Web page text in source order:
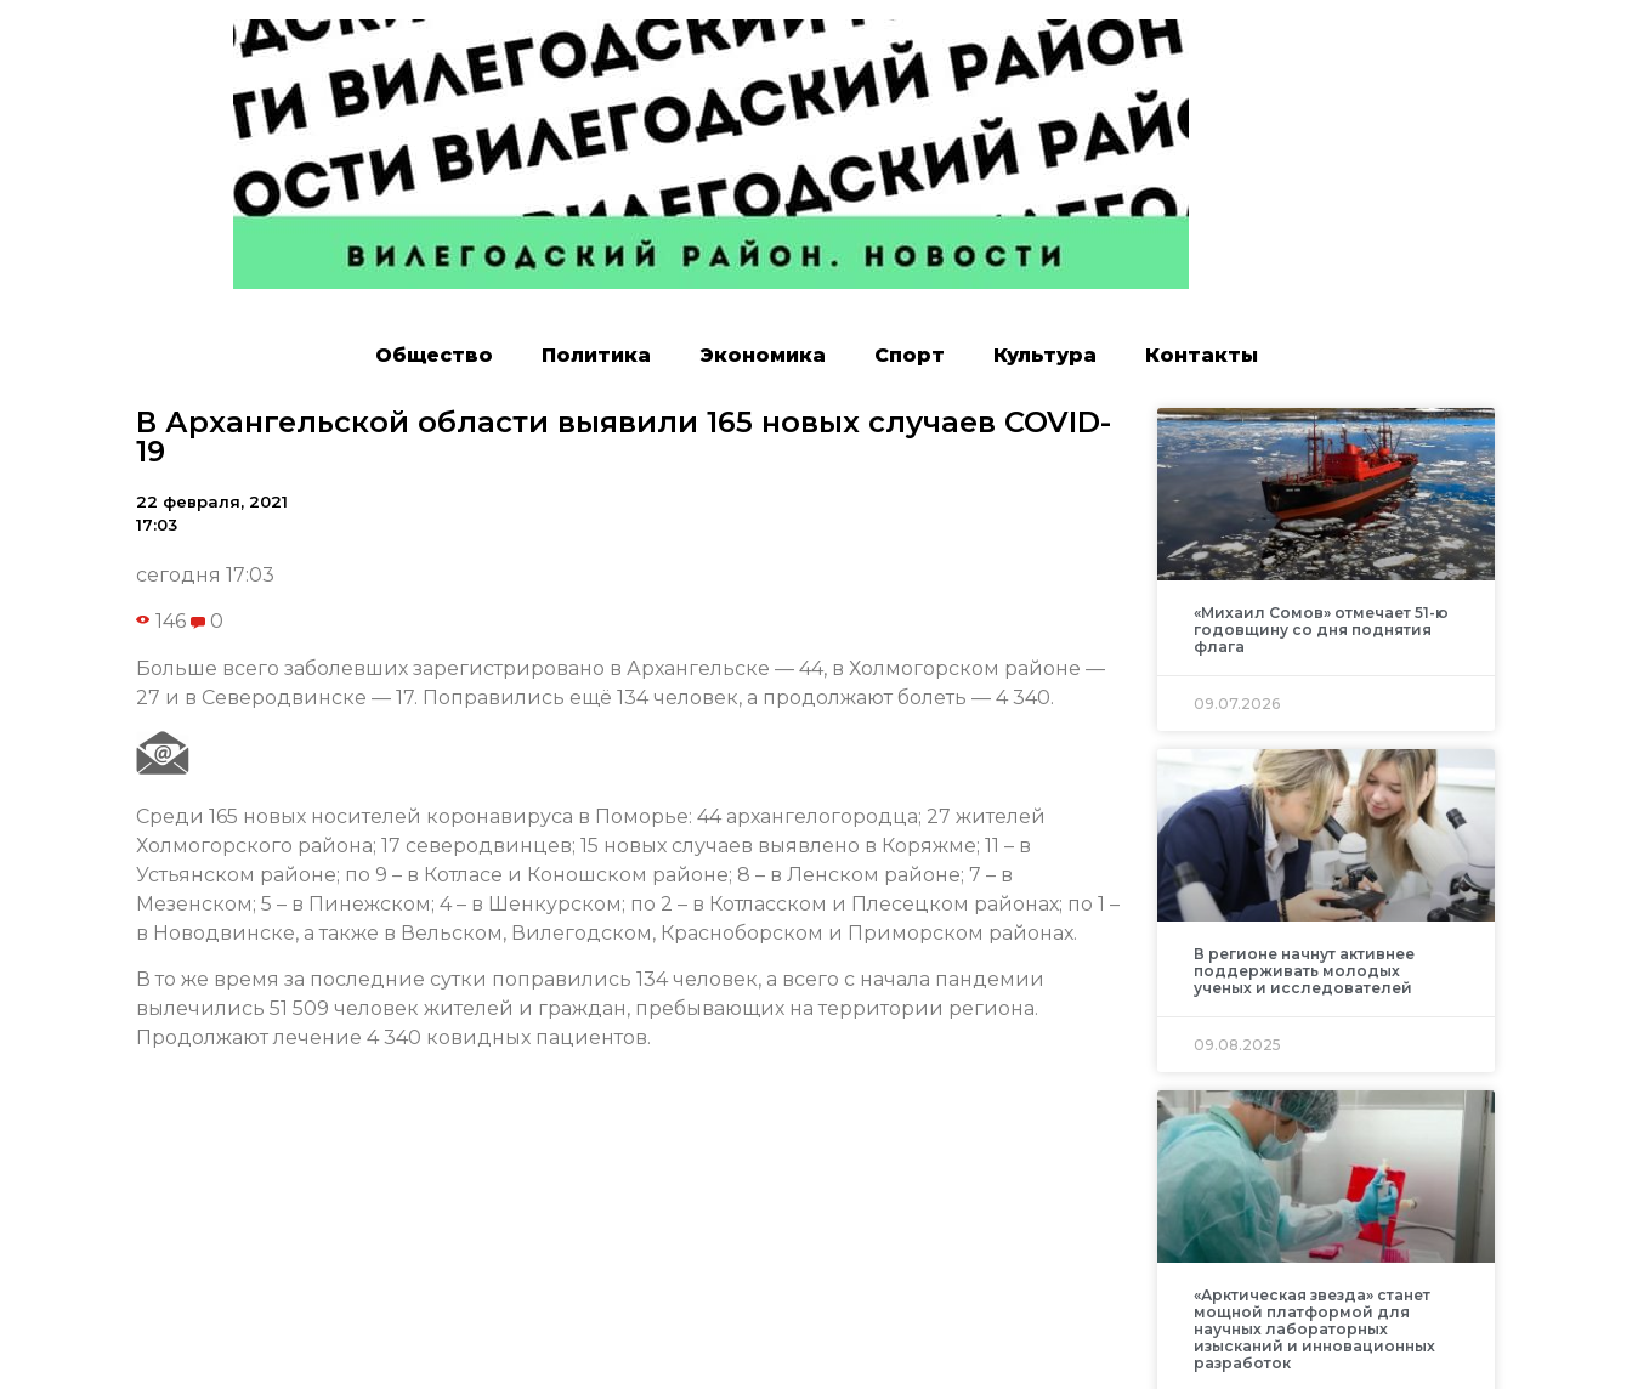
Общество Политика Экономика Спорт Культура Контакты
В Архангельской области выявили 165 новых случаев COVID-
19
22 февраля, 2021
17:03
сегодня 17:03
146 0
Больше всего заболевших зарегистрировано в Архангельске — 44, в Холмогорском районе —
27 и в Северодвинске — 17. Поправились ещё 134 человек, а продолжают болеть — 4 340.
Среди 165 новых носителей коронавируса в Поморье: 44 архангелогородца; 27 жителей
Холмогорского района; 17 северодвинцев; 15 новых случаев выявлено в Коряжме; 11 – в
Устьянском районе; по 9 – в Котласе и Коношском районе; 8 – в Ленском районе; 7 – в
Мезенском; 5 – в Пинежском; 4 – в Шенкурском; по 2 – в Котласском и Плесецком районах; по 1 –
в Новодвинске, а также в Вельском, Вилегодском, Красноборском и Приморском районах.
В то же время за последние сутки поправились 134 человек, а всего с начала пандемии
вылечились 51 509 человек жителей и граждан, пребывающих на территории региона.
Продолжают лечение 4 340 ковидных пациентов.
«Михаил Сомов» отмечает 51-ю
годовщину со дня поднятия
флага
09.07.2026
В регионе начнут активнее
поддерживать молодых
ученых и исследователей
09.08.2025
«Арктическая звезда» станет
мощной платформой для
научных лабораторных
изысканий и инновационных
разработок